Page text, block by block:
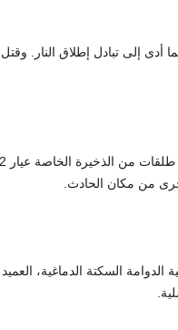
إلى تبادل إطلاق النار.
الدوامة السكتة الدماغية،